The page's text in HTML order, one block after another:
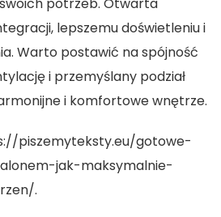
potrzeb. Otwarta
lepszemu doświetleniu i
Warto postawić na spójność
i przemyślany podział
i komfortowe wnętrze.
piszemyteksty.eu/gotowe-
jak-maksymalnie-
.